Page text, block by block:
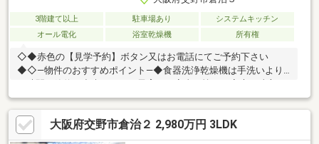
3階建て以上 駐車場あり
システムキッチン
オール電化
浴室乾燥機 所有権
◇◆赤色の【見学予約】ボタン又はお電話にてご予約下さい
◆◇―物件のおすすめポイント―◆食器洗浄乾燥機は手洗いより
す！◆浴室乾燥機は雨の日のお洗濯はもちろん、黄砂、花粉の季
節でも安心してお洗濯ができ、冬場に心配なヒートショックも予
防できて安心です♪◆季節ごとの入れ替えをしなくても、たっぷ
り収納できる頼もしいウォークインクローゼット付き♪◆カウン
大阪府交野市倉治２ 2,980万円 3LDK